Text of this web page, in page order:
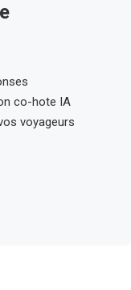
co-hote IA
voyageurs